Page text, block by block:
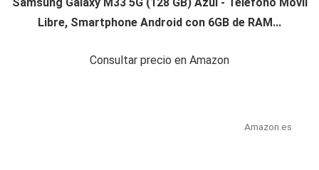
Libre, Smartphone Android con 6GB de RAM...
Consultar precio en Amazon
Amazon.es